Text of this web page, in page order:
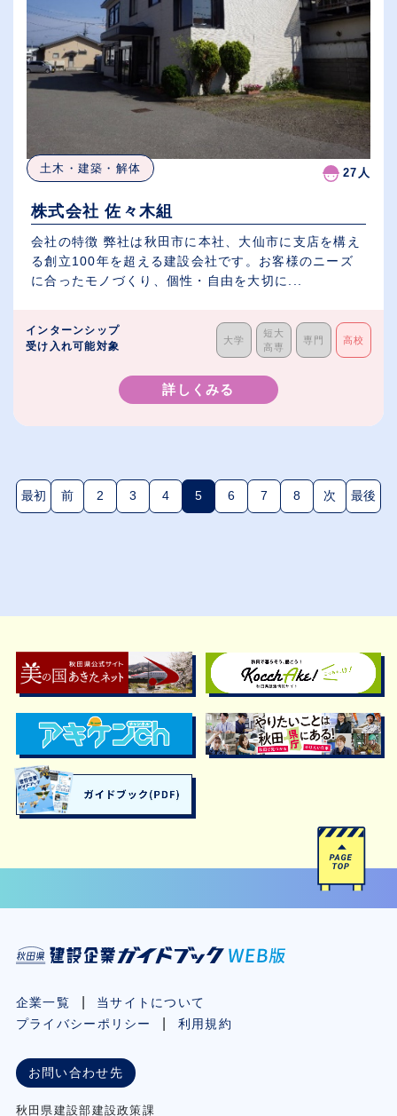
土木・建築・解体 27人
株式会社 佐々木組
会社の特徴 弊社は秋田市に本社、大仙市に支店を構え
る創立100年を超える建設会社です。お客様のニーズ
に合ったモノづくり、個性・自由を大切に...
インターンシップ
受け入れ可能対象
大学
短大
高専
専門 高校
詳しくみる
最初 前 2 3 4 5(現在のページ)
6 7 8 次 最後
企業一覧
当サイトについて
プライバシーポリシー
利用規約
お問い合わせ先
秋⽥県建設部建設政策課